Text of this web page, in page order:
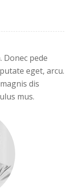
Donec pede
eget, arcu.
dis
mus.